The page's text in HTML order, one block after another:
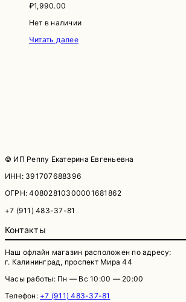
₽1,990.00
Нет в наличии
Читать далее
© ИП Реппу Екатерина Евгеньевна
ИНН: 391707688396
ОГРН: 40802810300001681862
+7 (911) 483-37-81
Контакты
Наш офлайн магазин расположен по адресу:
г. Калининград, проспект Мира 44
Часы работы: Пн — Вс 10:00 — 20:00
Телефон: +7 (911) 483-37-81